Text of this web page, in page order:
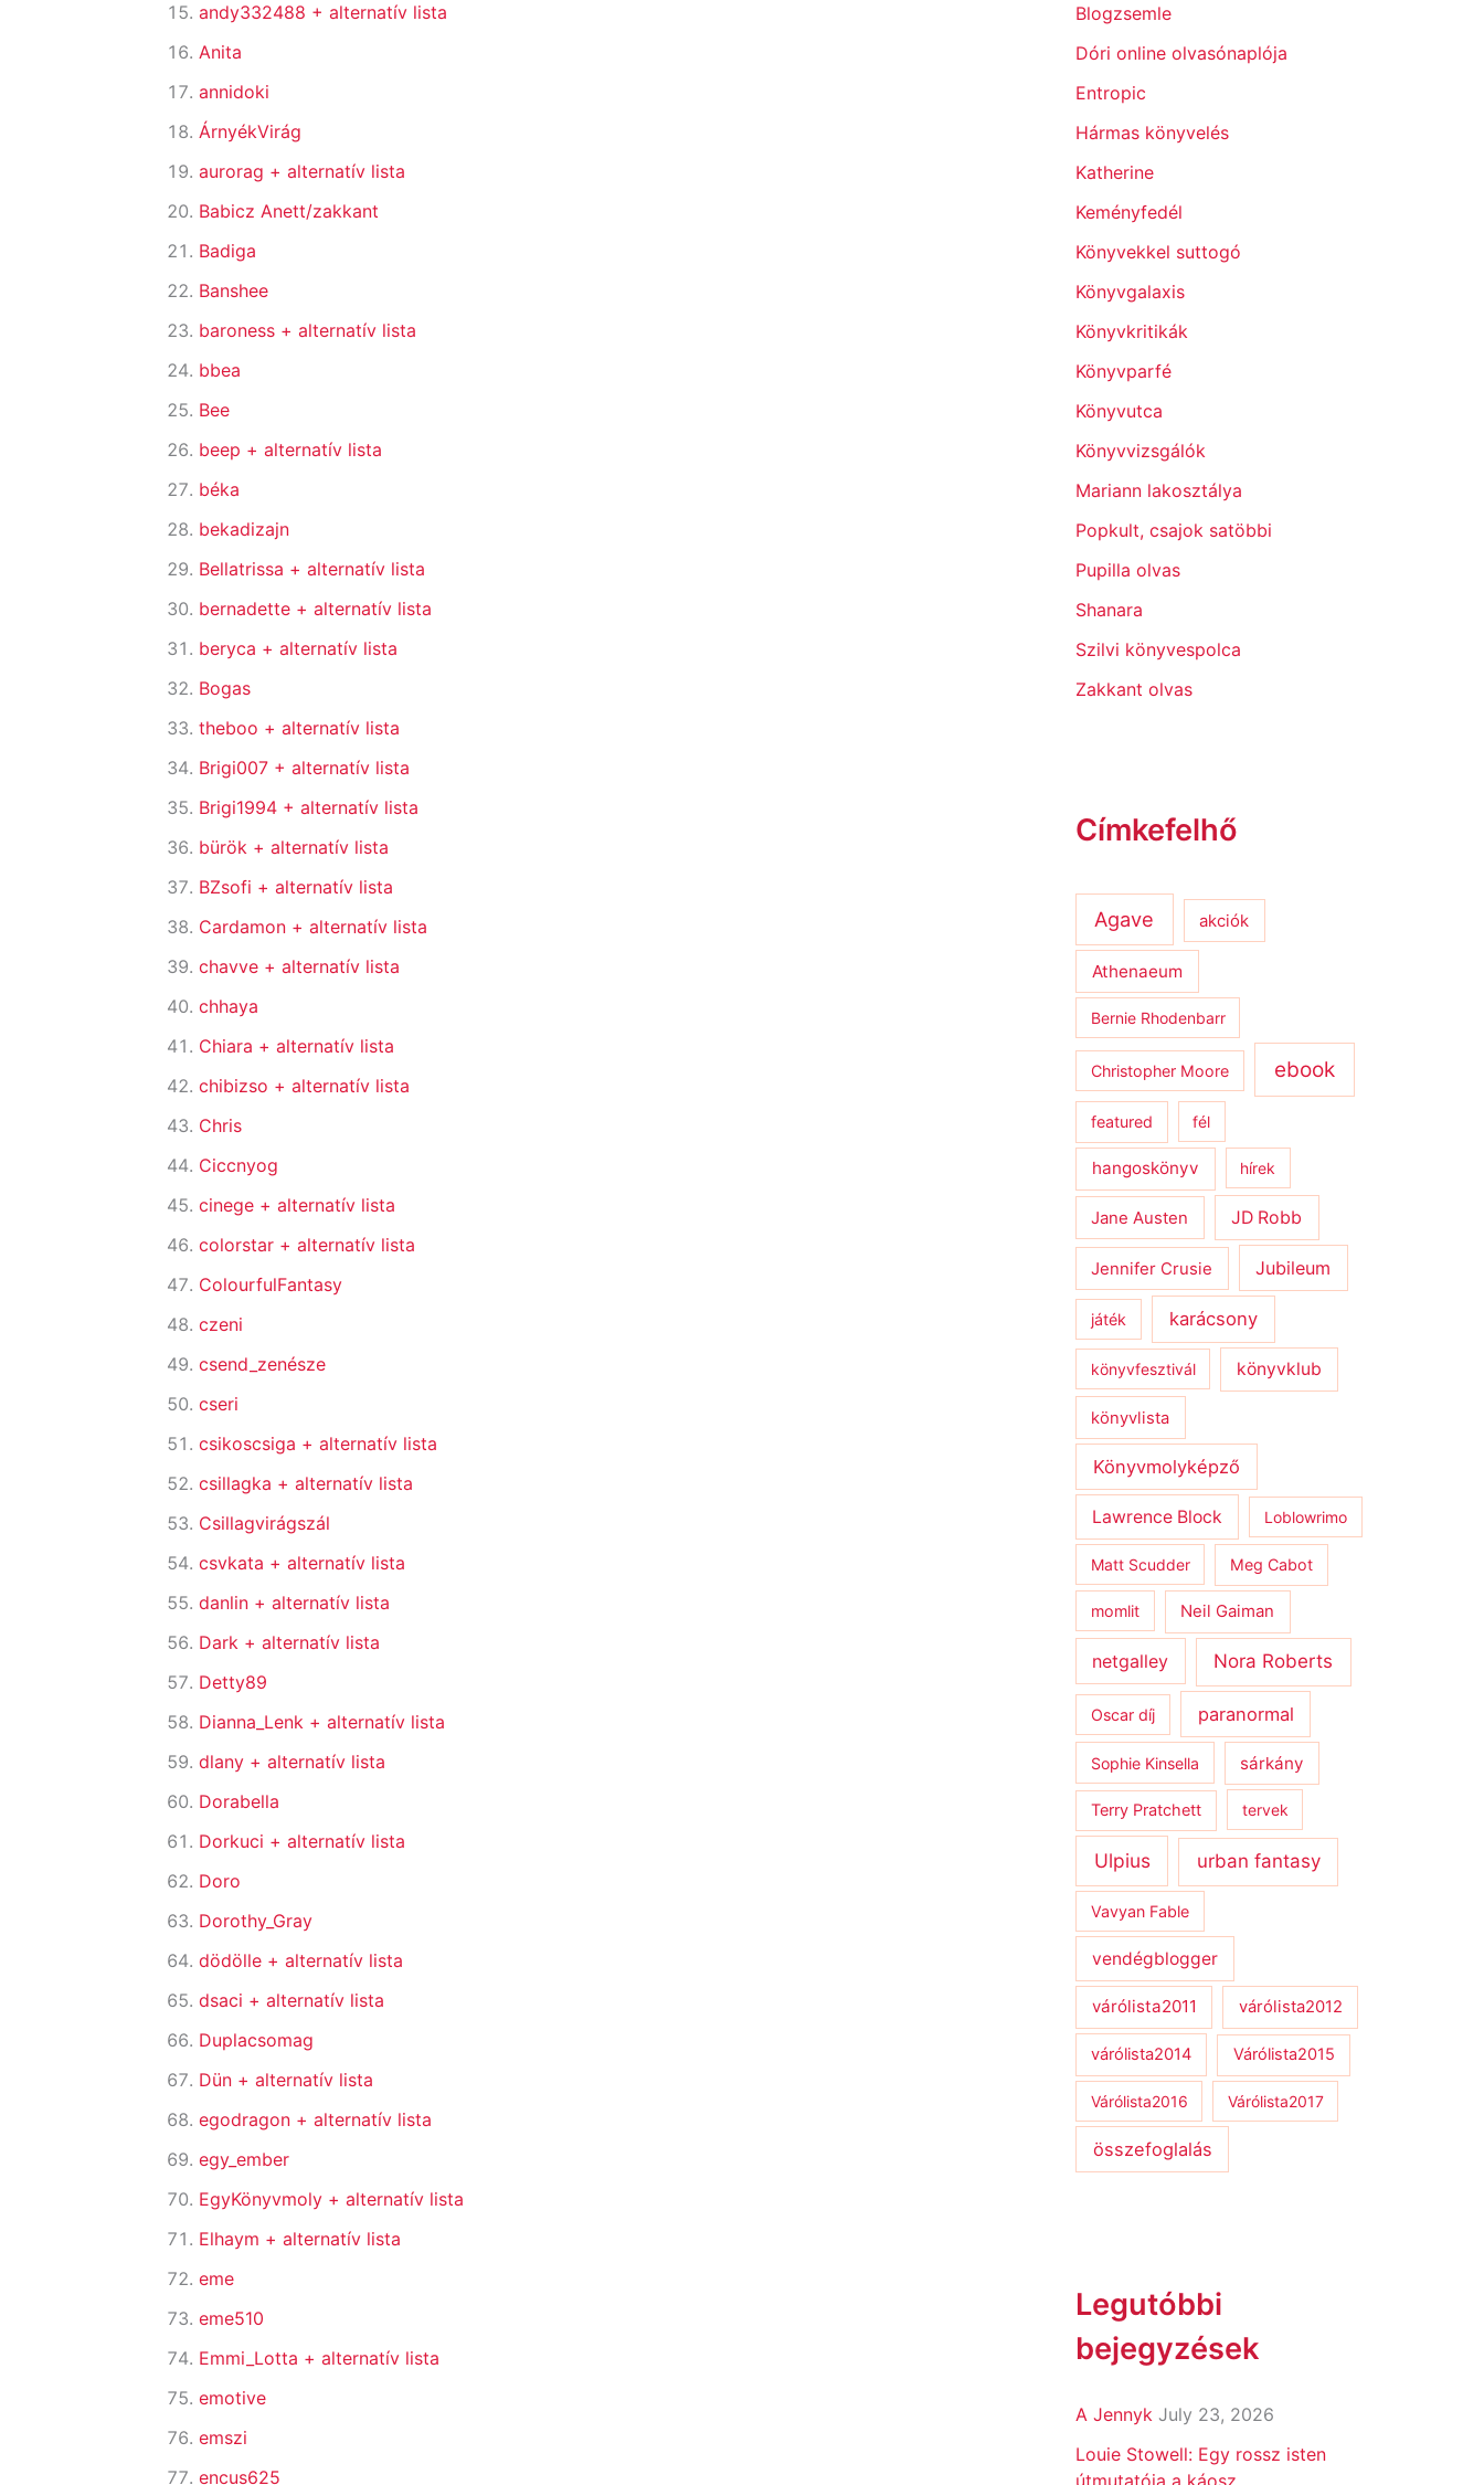
andy332488 + alternatív lista
Anita
annidoki
ÁrnyékVirág
aurorag + alternatív lista
Babicz Anett/zakkant
Badiga
Banshee
baroness + alternatív lista
bbea
Bee
beep + alternatív lista
béka
bekadizajn
Bellatrissa + alternatív lista
bernadette + alternatív lista
beryca + alternatív lista
Bogas
theboo + alternatív lista
Brigi007 + alternatív lista
Brigi1994 + alternatív lista
bürök + alternatív lista
BZsofi + alternatív lista
Cardamon + alternatív lista
chavve + alternatív lista
chhaya
Chiara + alternatív lista
chibizso + alternatív lista
Chris
Ciccnyog
cinege + alternatív lista
colorstar + alternatív lista
ColourfulFantasy
czeni
csend_zenésze
cseri
csikoscsiga + alternatív lista
csillagka + alternatív lista
Csillagvirágszál
csvkata + alternatív lista
danlin + alternatív lista
Dark + alternatív lista
Detty89
Dianna_Lenk + alternatív lista
dlany + alternatív lista
Dorabella
Dorkuci + alternatív lista
Doro
Dorothy_Gray
dödölle + alternatív lista
dsaci + alternatív lista
Duplacsomag
Dün + alternatív lista
egodragon + alternatív lista
egy_ember
EgyKönyvmoly + alternatív lista
Elhaym + alternatív lista
eme
eme510
Emmi_Lotta + alternatív lista
emotive
emszi
encus625
Blogzsemle
Dóri online olvasónaplója
Entropic
Hármas könyvelés
Katherine
Keményfedél
Könyvekkel suttogó
Könyvgalaxis
Könyvkritikák
Könyvparfé
Könyvutca
Könyvvizsgálók
Mariann lakosztálya
Popkult, csajok satöbbi
Pupilla olvas
Shanara
Szilvi könyvespolca
Zakkant olvas
Címkefelhő
Agave akciók
Athenaeum
Bernie Rhodenbarr
Christopher Moore ebook
featured fél
hangoskönyv hírek
Jane Austen JD Robb
Jennifer Crusie Jubileum
játék karácsony
könyvfesztivál könyvklub
könyvlista
Könyvmolyképző
Lawrence Block Loblowrimo
Matt Scudder Meg Cabot
momlit Neil Gaiman
netgalley Nora Roberts
Oscar díj paranormal
Sophie Kinsella sárkány
Terry Pratchett tervek
Ulpius urban fantasy
Vavyan Fable
vendégblogger
várólista2011 várólista2012
várólista2014 Várólista2015
Várólista2016 Várólista2017
összefoglalás
Legutóbbi
bejegyzések
A Jennyk July 23, 2026
Louie Stowell: Egy ​rossz isten